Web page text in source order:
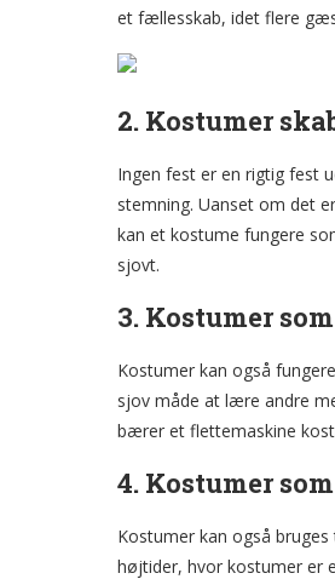
et fællesskab, idet flere
2. Kostumer
Ingen fest er en rigtig fest
stemning. Uanset om det
kan et kostume fungere
sjovt.
3. Kostumer
Kostumer kan også
sjov måde at lære andre
bærer et flettemaskine
4. Kostumer
Kostumer kan også
højtider, hvor kostumer er